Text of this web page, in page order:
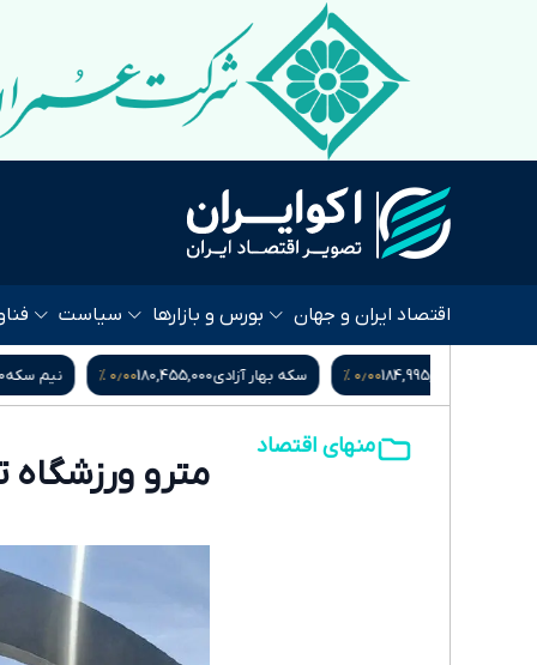
اقتصاد ایران و جهان بورس و بازارها سیاست
سکه بهار آزادی 180,455,000 ۰٫۰۰ % نیم سکه94,500,000۰٫۰۰ %
منهای اقتصاد
مترو